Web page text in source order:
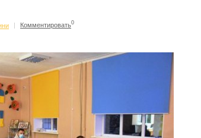
Комментировать0